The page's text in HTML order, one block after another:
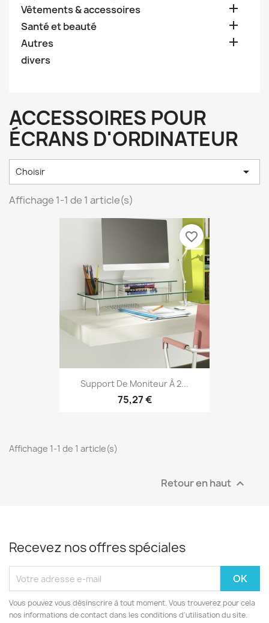
Vêtements & accessoires 
Santé et beauté 
Autres 
divers
ACCESSOIRES POUR
ÉCRANS D'ORDINATEUR
Choisir 
Affichage 1-1 de 1 article(s)
Support De Moniteur À 2...
75,27 €
favorite_border
Affichage 1-1 de 1 article(s)
Retour en haut 
Recevez nos offres spéciales
Vous pouvez vous désinscrire à tout moment. Vous trouverez pour cela
nos informations de contact dans les conditions d'utilisation du site.